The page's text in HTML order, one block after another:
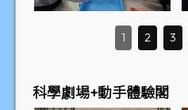
1 2 3
科學劇場+動手體驗閣